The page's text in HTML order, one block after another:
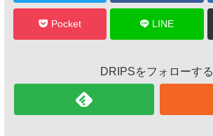
Pocket LINE
DRIPSをフォローする